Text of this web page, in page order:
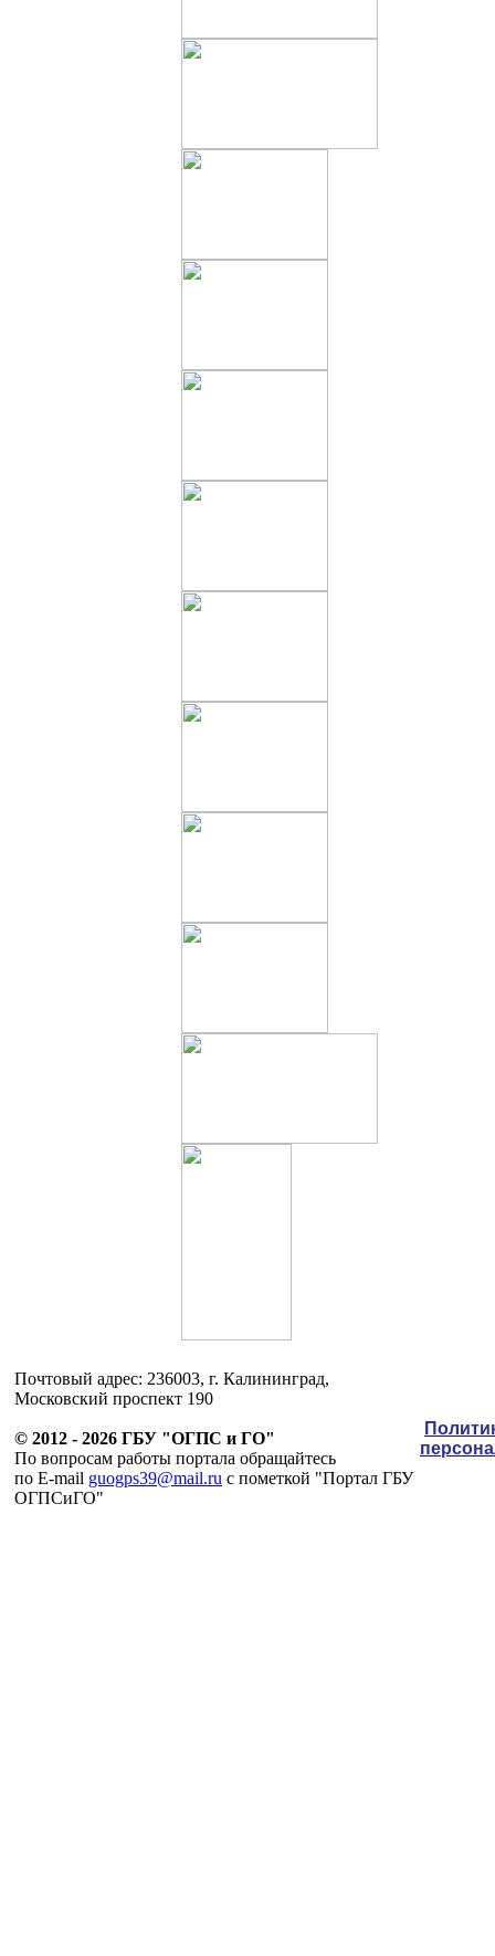
Почтовый адрес: 236003, г. Калининград,
Московский проспект 190
© 2012 - 2026 ГБУ "ОГПС и ГО"
По вопросам работы портала обращайтесь
по E-mail guogps39@mail.ru c пометкой "Портал ГБУ
ОГПСиГО"